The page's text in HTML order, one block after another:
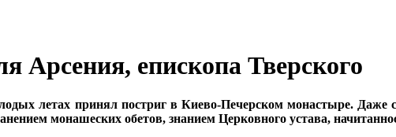
Арсения, епископа Тверского
ле­тах при­нял по­стриг в Ки­е­во-Пе­чер­ском мо­на­сты­ре. Да­же
мо­на­ше­ских обе­тов, зна­ни­ем Цер­ков­но­го уста­ва,